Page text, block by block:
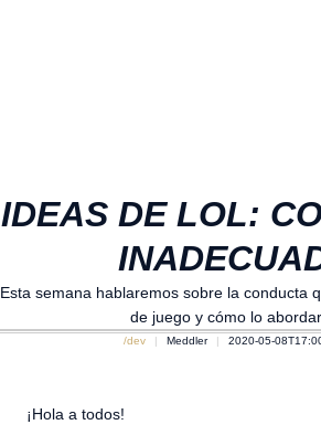
IDEAS DE LOL:
Esta semana hablaremos sobre la conducta
de juego y cómo lo
/dev Meddler 2020-05-
¡Hola a todos!